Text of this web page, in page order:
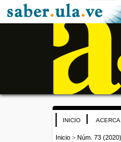
INICIO ACERCA
Inicio > Núm. 73 (2020)